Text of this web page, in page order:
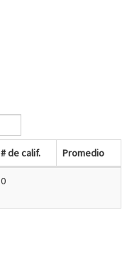
# de calif. Promedio
0